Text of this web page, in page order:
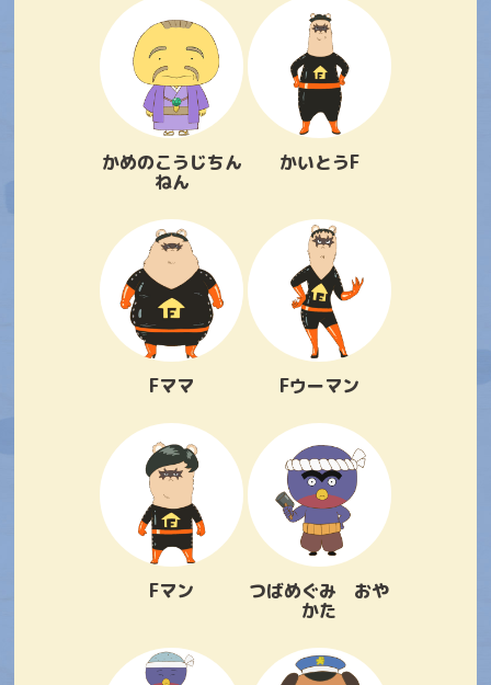
かめのこうじちん
ねん
かいとうF
Fママ Fウーマン
Fマン
つばめぐみ おや
かた